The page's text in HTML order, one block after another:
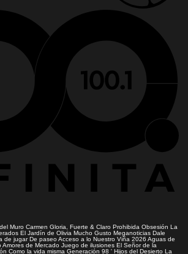
Muro Carmen Gloria, Fuerte & Claro Prohibida Obsesión La
El Jardín de Olivia Mucho Gusto Meganoticias Dale
de jugar De paseoAcceso a lo Nuestro Viña 2026 Aguas de
Amores de Mercado Juego de ilusiones El Señor de la
Como la vida misma Generación 98 ' Hijos del Desierto La